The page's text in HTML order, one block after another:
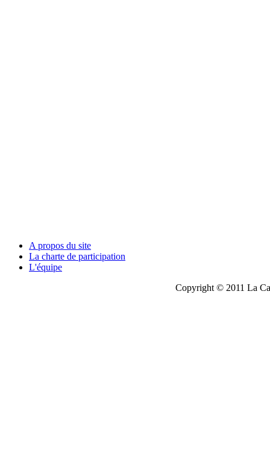
A propos du site
La charte de participation
L'équipe
Copyright © 2011 La